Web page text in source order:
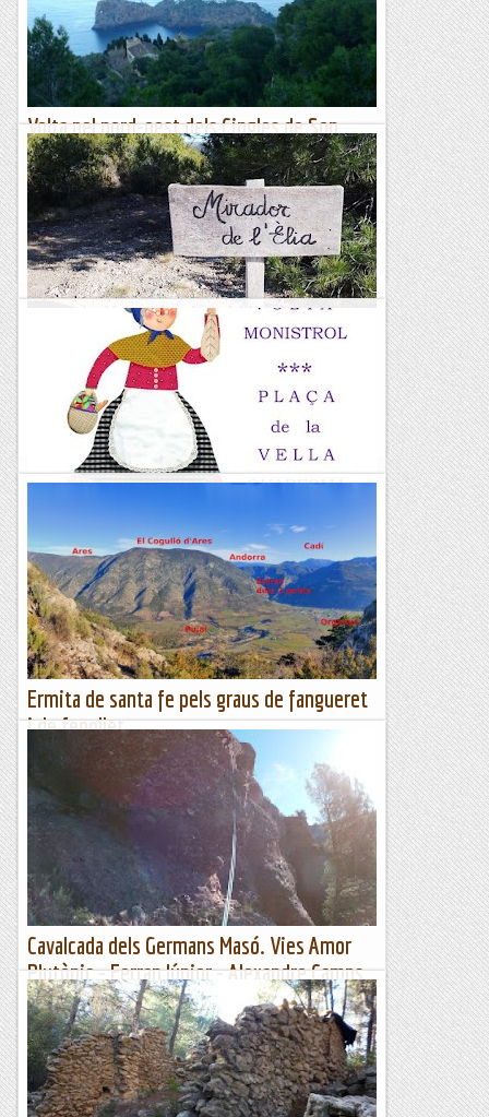
Volta pel nord-oest dels Cingles de Son
Rul·lan
Sa Foradada i Miramar des del mirador dels Tudons Inici: A
Ca Madò Pilla (actualment "Hotel Continental"), al punt
quilomètric 68,300 de la carretera Ma-10. Just davant...
Viaranys
L'ESPELT : VOLTA CIRCULAR al MIRADOR de
&nb...
Kimisades
Monistrol: Volta circular de La Vella
Quaresma
&nb...
Kimisades
Ermita de santa fe pels graus de fangueret
i de fenollet
M'he quedat sorprès d'aquesta superba excursió. Pujo pel
grau de Fangueret (Fangaret), vaig a l'ermita de Santa Fe
amb una panoràmica excepcional i baixo pel superb grau
de...
Excursions del Joan Ramon
Cavalcada dels Germans Masó. Vies Amor
Plutònic - Ferran Júnior - Alexandre Camps
Padrós - La Mola.
Ja feia molt de temps que volia arribar al cim de la Mola
enllaçant els diferents contraforts de parets sumant vies
diferents i avui, dia de la cavalcada de...
Les altres vies...